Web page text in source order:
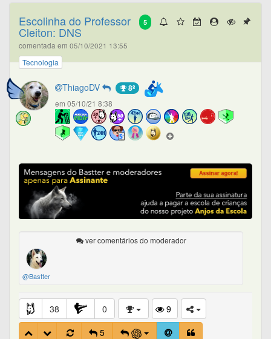
5
Escolinha do Professor
Cleiton: DNS
comentada em 05/10/2021 13:55
Tecnologia
ThiagoDV 8º
em 05/10/21 8:38
ver comentários do moderador
@Bastter
38 0
9
5